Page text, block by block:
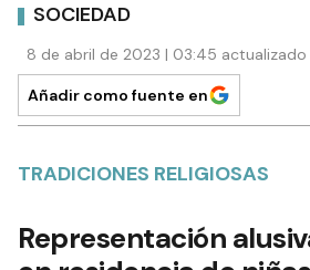
SOCIEDAD
8 de abril de 2023 | 03:45 actualizado
Añadir como fuente en
TRADICIONES RELIGIOSAS
Representación